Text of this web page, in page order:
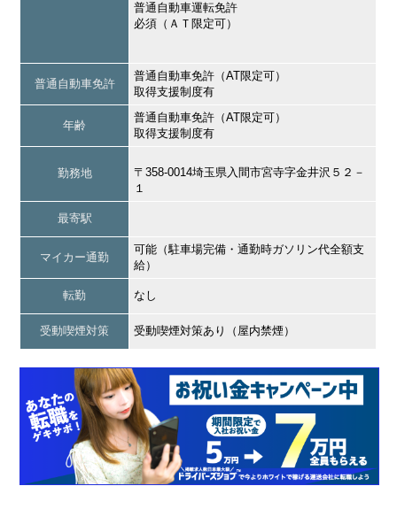
普通自動車運転免許
必須（ＡＴ限定可）
普通自動車免許
普通自動車免許（AT限定可）
取得支援制度有
年齢
普通自動車免許（AT限定可）
取得支援制度有
勤務地
〒358-0014埼玉県入間市宮寺字金井沢５２－
１
最寄駅
マイカー通勤
可能（駐車場完備・通勤時ガソリン代全額支
給）
転勤 なし
受動喫煙対策 受動喫煙対策あり（屋内禁煙）